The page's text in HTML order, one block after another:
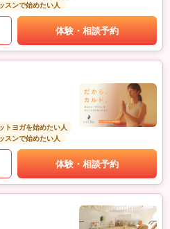
スンで始めたい人
体験・相談予約
トヨガを始めたい人
スンで始めたい人
体験・相談予約